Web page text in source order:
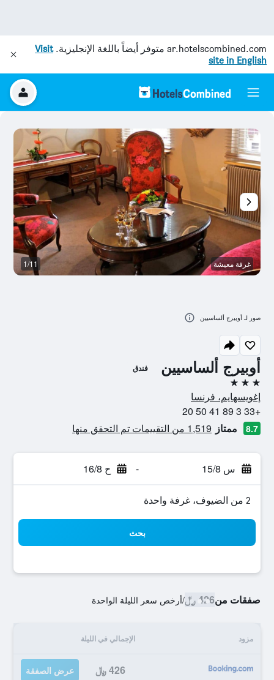
ar.hotelscombined.com متوفر أيضاً باللغة الإنجليزية.Visit
site in English
أوبيرج ألساسيين فندق
3 نجوم
إغويسهايم، فرنسا
+33 3 89 41 50 20
8.7 ممتاز 1,519 من التقييمات تم التحقق منها
س 15/8 - ح 16/8
2 من الضيوف، غرفة واحدة
بحث
صفقات من426 ﷼ /أرخص سعر الليلة الواحدة
مزود الإجمالي في الليلة
426 ﷼ عرض الصفقة
غرفة معيشة 1/11
صور لـ أوبيرج ألساسيين